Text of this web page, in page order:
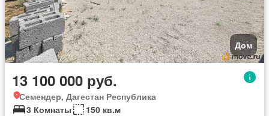
Дом
13 100 000 руб.
Семендер, Дагестан Республика
3 Комнаты
150 кв.м